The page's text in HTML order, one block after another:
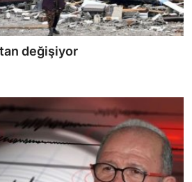
değişiyor